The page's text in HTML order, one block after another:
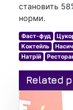
становить
норми.
Фаст-фуд
Коктейль
Натрій
Related